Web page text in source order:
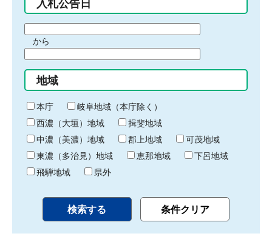
入札公告日
間
始
り
から
間
終
わ
り
地域
本庁
岐阜地域（本庁除く）
西濃（大垣）地域
揖斐地域
中濃（美濃）地域
郡上地域
可茂地域
東濃（多治見）地域
恵那地域
下呂地域
飛騨地域
県外